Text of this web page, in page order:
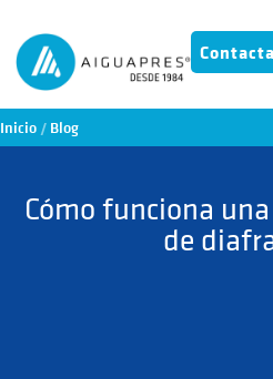
Inicio / Blog
Cómo funciona
de